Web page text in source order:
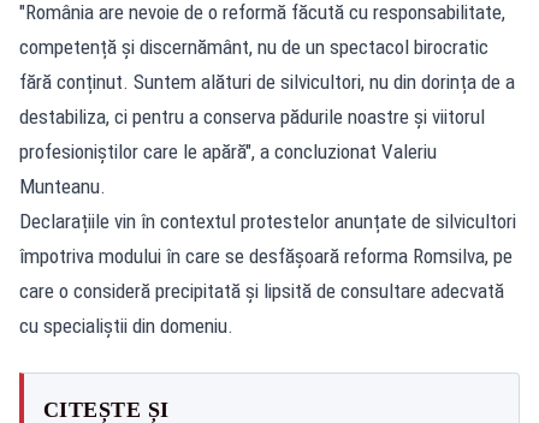
"România are nevoie de o reformă făcută cu responsabilitate,
competență și discernământ, nu de un spectacol birocratic
fără conținut. Suntem alături de silvicultori, nu din dorința de a
destabiliza, ci pentru a conserva pădurile noastre și viitorul
profesioniștilor care le apără", a concluzionat Valeriu
Munteanu.
Declarațiile vin în contextul protestelor anunțate de silvicultori
împotriva modului în care se desfășoară reforma Romsilva, pe
care o consideră precipitată și lipsită de consultare adecvată
cu specialiștii din domeniu.
CITEȘTE ȘI